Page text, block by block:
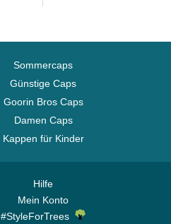
Sommercaps
Günstige Caps
Goorin Bros Caps
Damen Caps
Kappen für Kinder
Hilfe
Mein Konto
#StyleForTrees